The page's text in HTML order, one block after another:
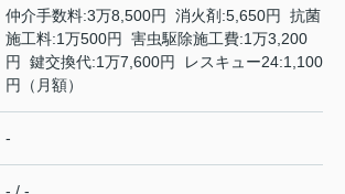
仲介手数料:3万8,500円 消火剤:5,650円 抗菌
施工料:1万500円 害虫駆除施工費:1万3,200
円 鍵交換代:1万7,600円 レスキュー24:1,100
円（月額）
-